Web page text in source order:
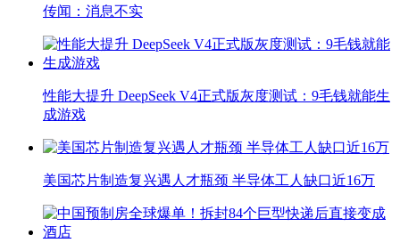
传闻：消息不实
性能大提升 DeepSeek V4正式版灰度测试：9毛钱就能生
成游戏
美国芯片制造复兴遇人才瓶颈 半导体工人缺口近16万